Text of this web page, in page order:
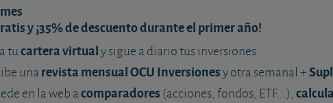
y ¡35% de descuento durante el primer año!
tucartera virtualy sigue a diario tus inversiones.
unarevista mensual OCU Inversionesy otra semanal +
en la web acomparadores (acciones, fondos, ETF...),